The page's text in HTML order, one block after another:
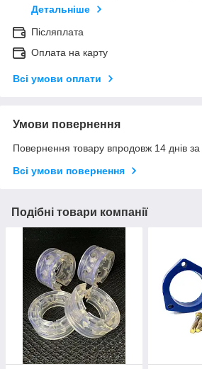
Детальніше
Післяплата
Оплата на карту
Всі умови оплати
Умови повернення
Повернення товару впродовж 14 днів
Всі умови повернення
Подібні товари компанії